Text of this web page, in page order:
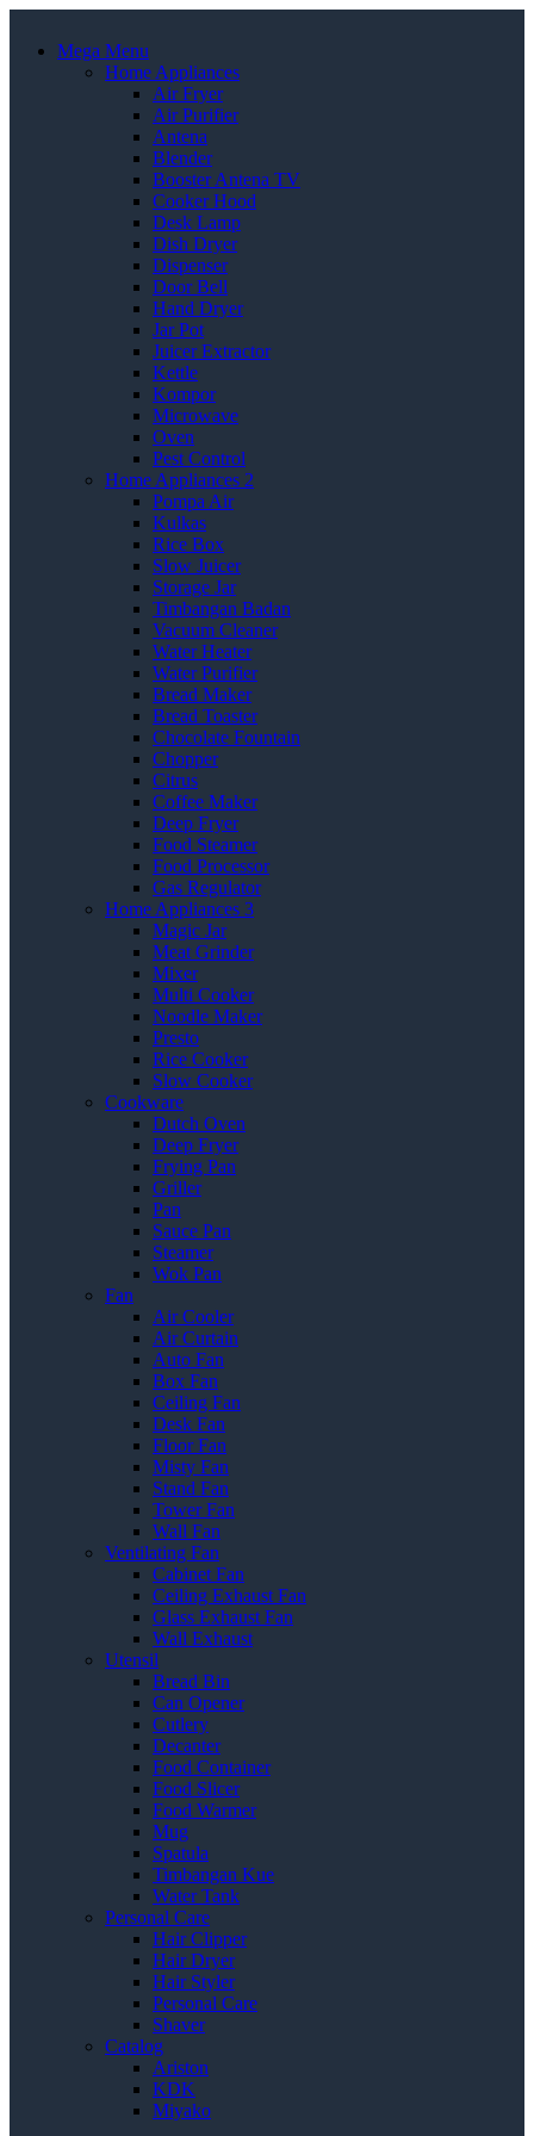
Mega Menu
Home Appliances
Air Fryer
Air Purifier
Antena
Blender
Booster Antena TV
Cooker Hood
Desk Lamp
Dish Dryer
Dispenser
Door Bell
Hand Dryer
Jar Pot
Juicer Extractor
Kettle
Kompor
Microwave
Oven
Pest Control
Home Appliances 2
Pompa Air
Kulkas
Rice Box
Slow Juicer
Storage Jar
Timbangan Badan
Vacuum Cleaner
Water Heater
Water Purifier
Bread Maker
Bread Toaster
Chocolate Fountain
Chopper
Citrus
Coffee Maker
Deep Fryer
Food Steamer
Food Processor
Gas Regulator
Home Appliances 3
Magic Jar
Meat Grinder
Mixer
Multi Cooker
Noodle Maker
Presto
Rice Cooker
Slow Cooker
Cookware
Dutch Oven
Deep Fryer
Frying Pan
Griller
Pan
Sauce Pan
Steamer
Wok Pan
Fan
Air Cooler
Air Curtain
Auto Fan
Box Fan
Ceiling Fan
Desk Fan
Floor Fan
Misty Fan
Stand Fan
Tower Fan
Wall Fan
Ventilating Fan
Cabinet Fan
Ceiling Exhaust Fan
Glass Exhaust Fan
Wall Exhaust
Utensil
Bread Bin
Can Opener
Cutlery
Decanter
Food Container
Food Slicer
Food Warmer
Mug
Spatula
Timbangan Kue
Water Tank
Personal Care
Hair Clipper
Hair Dryer
Hair Styler
Personal Care
Shaver
Catalog
Ariston
KDK
Miyako